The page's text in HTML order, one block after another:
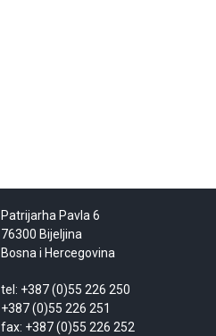
Patrijarha Pavla 6
76300 Bijeljina
Bosna i Hercegovina
tel: +387 (0)55 226 250
+387 (0)55 226 251
fax: +387 (0)55 226 252